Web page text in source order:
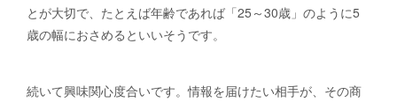
とが大切で、たとえば年齢であれば「25～30歳」のように5
歳の幅におさめるといいそうです。
続いて興味関心度合いです。情報を届けたい相手が、その商